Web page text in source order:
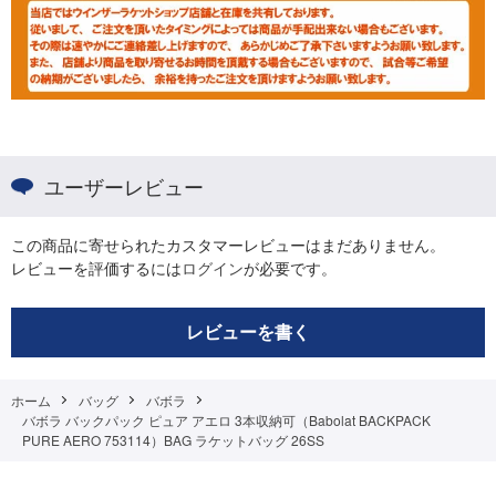
ユーザーレビュー
この商品に寄せられたカスタマーレビューはまだありません。
レビューを評価するにはログインが必要です。
レビューを書く
ホーム バッグ
バボラ
バボラ バックパック ピュア アエロ 3本収納可（Babolat BACKPACK
PURE AERO 753114）BAG ラケットバッグ 26SS